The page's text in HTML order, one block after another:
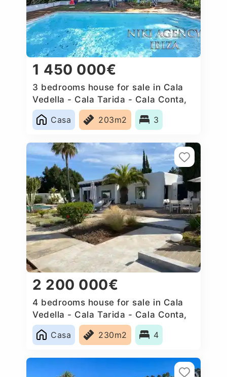
1 450 000€
3 bedrooms house for sale in Cala
Vedella - Cala Tarida - Cala Conta,
Spain
Casa
203m2 3
2 200 000€
4 bedrooms house for sale in Cala
Vedella - Cala Tarida - Cala Conta,
Spain
Casa
230m2 4